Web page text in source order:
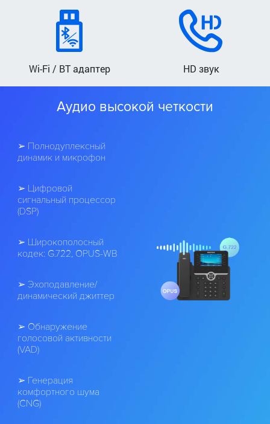
и получите консультацию
Wi-Fi / BT адаптер HD звук
Аудио высокой четкости
➢ Полнодуплексный
динамик и микрофон
➢ Цифровой
сигнальный процессор
(DSP)
➢ Широкополосный
кодек: G.722, OPUS-WB
➢ Эхоподавление/
динамический джиттер
➢ Обнаружение
голосовой активности
(VAD)
➢ Генерация
комфортного шума
(CNG)